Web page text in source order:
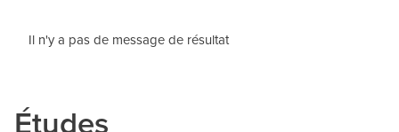
Il n'y a pas de message de résultat
Études